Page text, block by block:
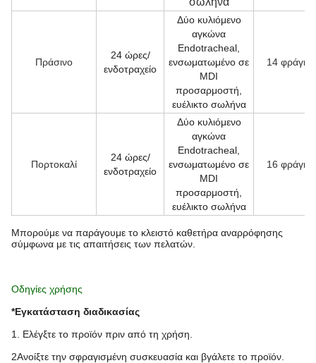
Πράσινο
24 ώρες/
ενδοτραχείο
Δύο κυλιόμενο
αγκώνα
Endotracheal,
ενσωματωμένο σε
MDI
προσαρμοστή,
ευέλικτο σωλήνα
14 φράγκα
Πορτοκαλί
24 ώρες/
ενδοτραχείο
Δύο κυλιόμενο
αγκώνα
Endotracheal,
ενσωματωμένο σε
MDI
προσαρμοστή,
ευέλικτο σωλήνα
16 φράγκα
Μπορούμε να παράγουμε το κλειστό καθετήρα αναρρόφησης
σύμφωνα με τις απαιτήσεις των πελατών.
Οδηγίες χρήσης
*Εγκατάσταση διαδικασίας
1. Ελέγξτε το προϊόν πριν από τη χρήση.
2Ανοίξτε την σφραγισμένη συσκευασία και βγάλετε το προϊόν.